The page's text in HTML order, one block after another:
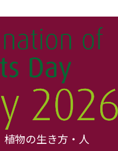
植物の生き方・人